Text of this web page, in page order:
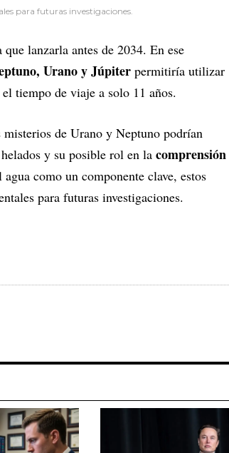
para futuras investigaciones.
que lanzarla antes de 2034. En ese
Urano y Júpiter permitiría utilizar
tiempo de viaje a solo 11 años.
de Urano y Neptuno podrían
y su posible rol en la comprensión
agua como un componente clave, estos
para futuras investigaciones.